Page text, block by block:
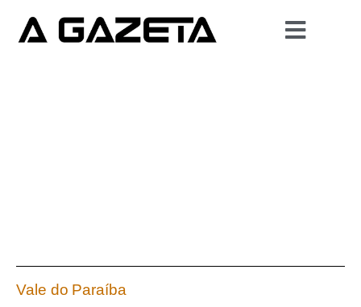
Vale do Paraíba